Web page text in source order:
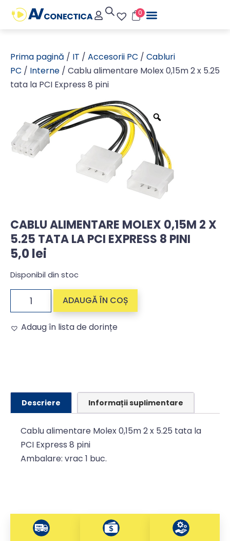
0
Prima pagină / IT / Accesorii PC / Cabluri
PC / Interne / Cablu alimentare Molex 0,15m 2 x 5.25
tata la PCI Express 8 pini
CABLU ALIMENTARE MOLEX 0,15M 2 X
5.25 TATA LA PCI EXPRESS 8 PINI
5,0lei
Disponibil din stoc
ADAUGĂ ÎN COȘ
Adaug în lista de dorințe
Descriere Informații suplimentare
Cablu alimentare Molex 0,15m 2 x 5.25 tata la
PCI Express 8 pini
Ambalare: vrac 1 buc.